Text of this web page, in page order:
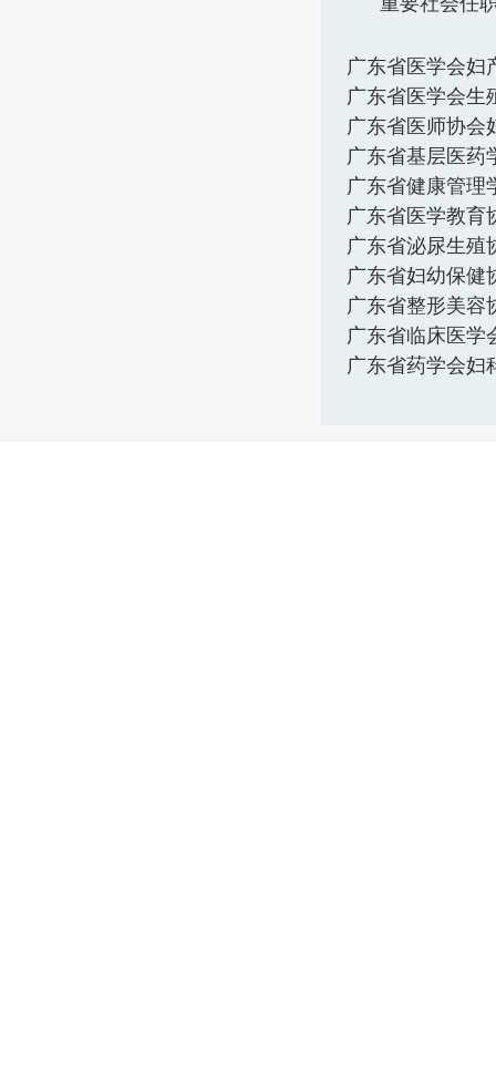
广东省医学会妇
广东省医学会生
广东省医师协会
广东省基层医药
广东省健康管理
广东省医学教育
广东省泌尿生殖
广东省妇幼保健
广东省整形美容
广东省临床医学
广东省药学会妇